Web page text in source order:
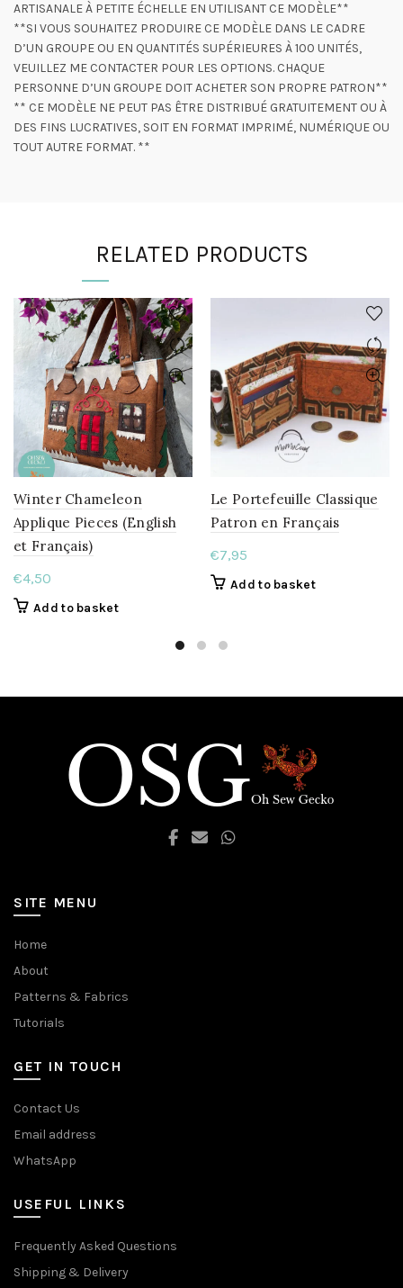
ARTISANALE À PETITE ÉCHELLE EN UTILISANT CE MODÈLE**
**SI VOUS SOUHAITEZ PRODUIRE CE MODÈLE DANS LE CADRE
D’UN GROUPE OU EN QUANTITÉS SUPÉRIEURES À 100 UNITÉS,
VEUILLEZ ME CONTACTER POUR LES OPTIONS. CHAQUE
PERSONNE D’UN GROUPE DOIT ACHETER SON PROPRE PATRON**
** CE MODÈLE NE PEUT PAS ÊTRE DISTRIBUÉ GRATUITEMENT OU À
DES FINS LUCRATIVES, SOIT EN FORMAT IMPRIMÉ, NUMÉRIQUE OU
TOUT AUTRE FORMAT. **
RELATED PRODUCTS
Winter Chameleon
Applique Pieces (English
et Français)
€4,50
Add to basket
Le Portefeuille Classique
Patron en Français
€7,95
Add to basket
SITE MENU
Home
About
Patterns & Fabrics
Tutorials
GET IN TOUCH
Contact Us
Email address
WhatsApp
USEFUL LINKS
Frequently Asked Questions
Shipping & Delivery